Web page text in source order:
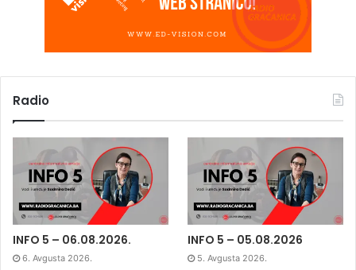
Radio
INFO 5 – 06.08.2026.
6. Avgusta 2026.
INFO 5 – 05.08.2026
5. Avgusta 2026.